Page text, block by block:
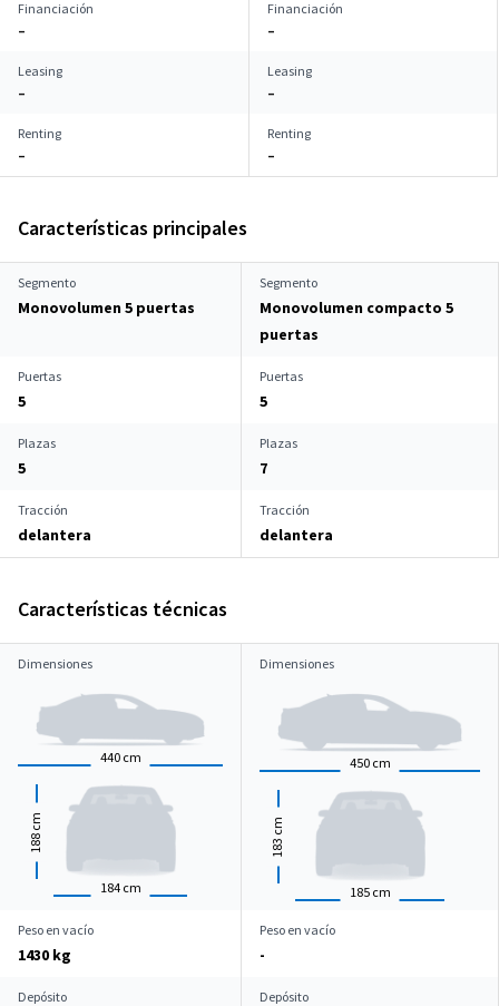
Financiación
–
Financiación
–
Leasing
–
Leasing
–
Renting
–
Renting
–
Características principales
Segmento
Monovolumen 5 puertas
Segmento
Monovolumen compacto 5
puertas
Puertas
5
Puertas
5
Plazas
5
Plazas
7
Tracción
delantera
Tracción
delantera
Características técnicas
Dimensiones
440 cm
184 cm
188
cm
Dimensiones
450 cm
185 cm
183
cm
Peso en vacío
1430 kg
Peso en vacío
-
Depósito Depósito